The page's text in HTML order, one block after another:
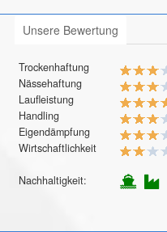
Unsere Bewertung
Trockenhaftung
Nässehaftung
Laufleistung
Handling
Eigendämpfung
Wirtschaftlichkeit
Nachhaltigkeit: